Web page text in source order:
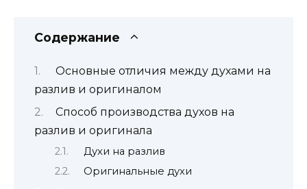
Содержание
Основные отличия между духами на
разлив и оригиналом
Способ производства духов на
разлив и оригинала
Духи на разлив
Оригинальные духи